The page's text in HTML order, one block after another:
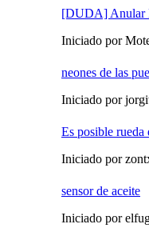
[DUDA] Anular
Iniciado por
neones de las
Iniciado por
Es posible rueda
Iniciado por
sensor de aceite
Iniciado por